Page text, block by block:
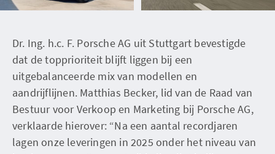
Dr. Ing. h.c. F. Porsche AG uit Stuttgart bevestigde
dat de topprioriteit blijft liggen bij een
uitgebalanceerde mix van modellen en
aandrijflijnen. Matthias Becker, lid van de Raad van
Bestuur voor Verkoop en Marketing bij Porsche AG,
verklaarde hierover: “Na een aantal recordjaren
lagen onze leveringen in 2025 onder het niveau van